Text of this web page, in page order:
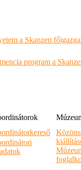
a Skanzen
program a